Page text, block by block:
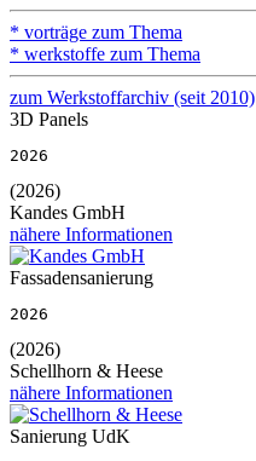
* vorträge zum Thema
* werkstoffe zum Thema
zum Werkstoffarchiv (seit 2010)
3D Panels
2026
(2026)
Kandes GmbH
nähere Informationen
Fassadensanierung
2026
(2026)
Schellhorn & Heese
nähere Informationen
Sanierung UdK